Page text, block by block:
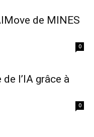
de MINES
0
l’IA grâce à
0